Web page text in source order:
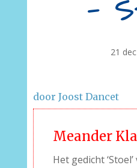
–
21
door Joost Dancet
Meander
Het gedicht